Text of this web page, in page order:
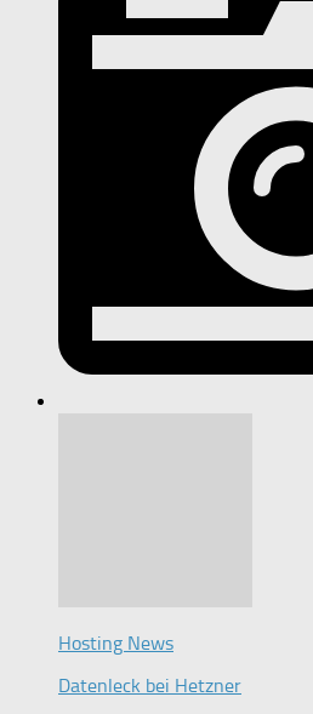
Hosting News
Datenleck bei Hetzner